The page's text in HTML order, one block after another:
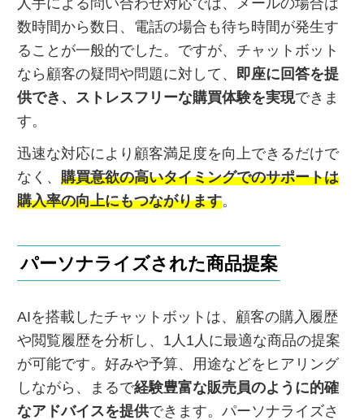
数時間から数日、電話の場合も待ち時間が発生す
ることが一般的でした。ですが、チャットボット
なら顧客の疑問や問題に対して、
即座に回答を提
供でき、ストレスフリーな購買体験を実現できま
す。
迅速な対応により顧客満足度を向上できるだけで
なく、 購買意欲の高いタイミングでのサポートは
購入率の向上にもつながります。
パーソナライズされた商品提案
AIを搭載したチャットボットは、顧客の購入履歴
や閲覧履歴を分析し、1人1人に最適な商品の提案
が可能です。好みや予算、用途などをヒアリング
しながら、まるで経験豊富な販売員のように的確
なアドバイスを提供できます。パーソナライズさ